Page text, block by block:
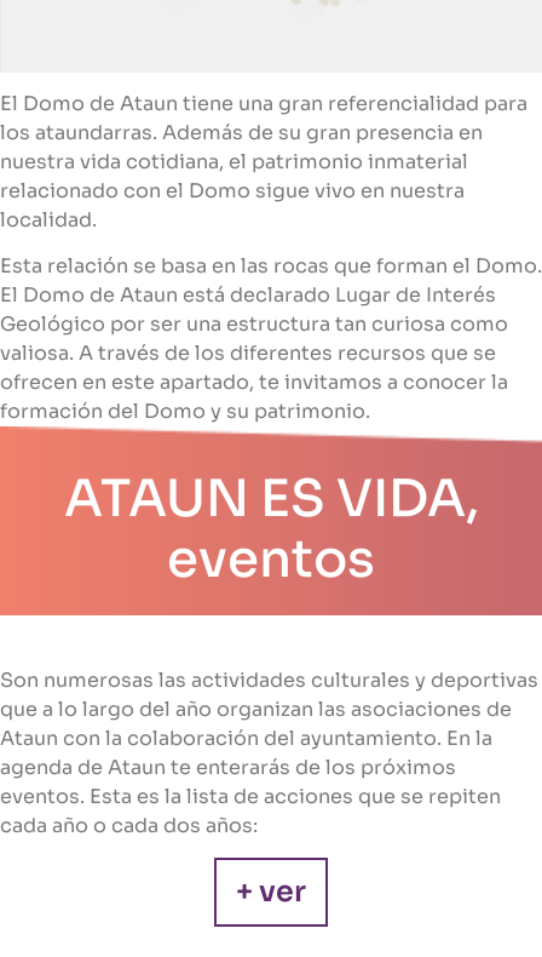
El Domo de Ataun tiene una gran referencialidad para
los ataundarras. Además de su gran presencia en
nuestra vida cotidiana, el patrimonio inmaterial
relacionado con el Domo sigue vivo en nuestra
localidad.
Esta relación se basa en las rocas que forman el Domo.
El Domo de Ataun está declarado Lugar de Interés
Geológico por ser una estructura tan curiosa como
valiosa. A través de los diferentes recursos que se
ofrecen en este apartado, te invitamos a conocer la
formación del Domo y su patrimonio.
ATAUN ES VIDA,
eventos
Son numerosas las actividades culturales y deportivas
que a lo largo del año organizan las asociaciones de
Ataun con la colaboración del ayuntamiento. En la
agenda de Ataun te enterarás de los próximos
eventos. Esta es la lista de acciones que se repiten
cada año o cada dos años:
+ ver